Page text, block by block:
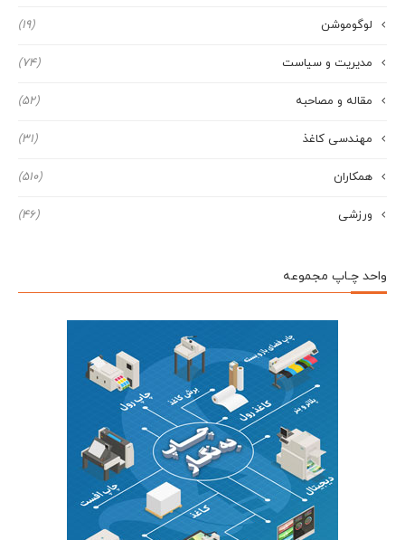
لوگوموشن (19)
مدیریت و سیاست (74)
مقاله و مصاحبه (52)
مهندسی کاغذ (31)
همکاران (510)
ورزشی (46)
واحد چـاپ مجموعه